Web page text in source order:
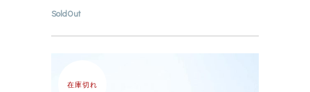
SoldOut
在庫切れ